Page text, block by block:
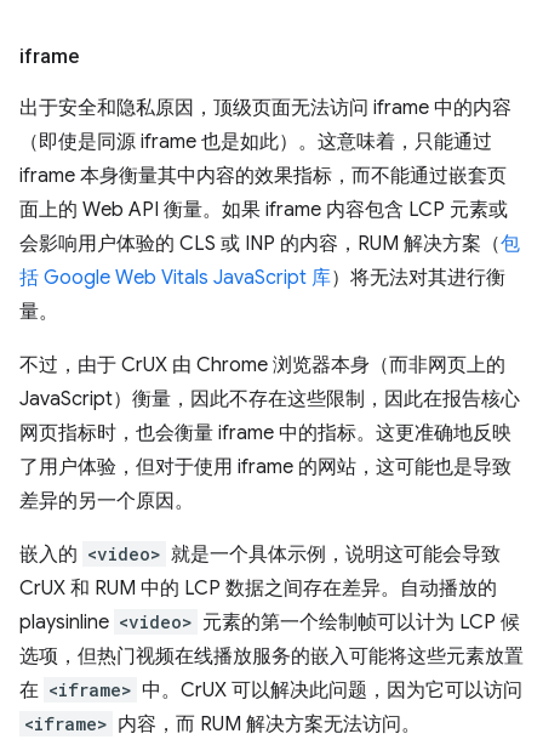
iframe
出于安全和隐私原因，顶级页面无法访问 iframe 中的内容
（即使是同源 iframe 也是如此）。这意味着，只能通过
iframe 本身衡量其中内容的效果指标，而不能通过嵌套页
面上的 Web API 衡量。如果 iframe 内容包含 LCP 元素或
会影响用户体验的 CLS 或 INP 的内容，RUM 解决方案（包
括 Google Web Vitals JavaScript 库）将无法对其进行衡
量。
不过，由于 CrUX 由 Chrome 浏览器本身（而非网页上的
JavaScript）衡量，因此不存在这些限制，因此在报告核心
网页指标时，也会衡量 iframe 中的指标。这更准确地反映
了用户体验，但对于使用 iframe 的网站，这可能也是导致
差异的另一个原因。
嵌入的 <video> 就是一个具体示例，说明这可能会导致
CrUX 和 RUM 中的 LCP 数据之间存在差异。自动播放的
playsinline <video> 元素的第一个绘制帧可以计为 LCP 候
选项，但热门视频在线播放服务的嵌入可能将这些元素放置
在 <iframe> 中。CrUX 可以解决此问题，因为它可以访问
<iframe> 内容，而 RUM 解决方案无法访问。